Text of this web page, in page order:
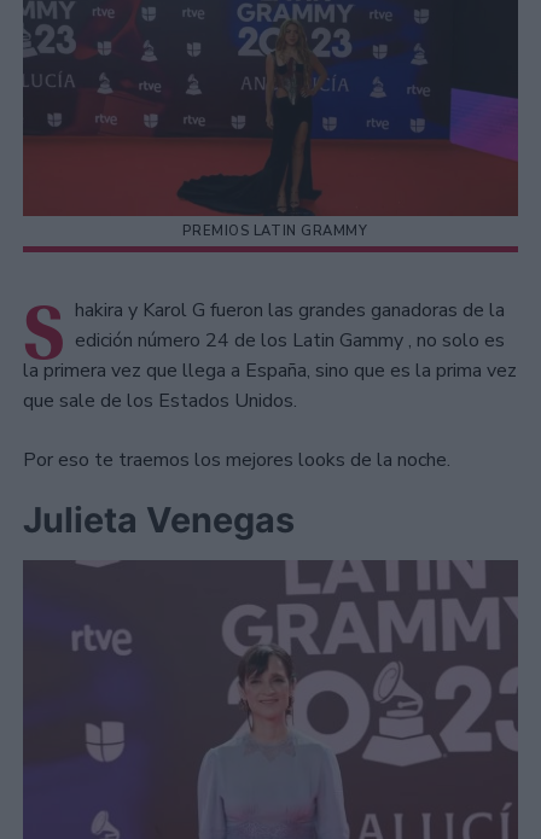
PREMIOS LATIN GRAMMY
S hakira y Karol G fueron las grandes ganadoras de la
edición número 24 de los Latin Gammy , no solo es
la primera vez que llega a España, sino que es la prima vez
que sale de los Estados Unidos.
Por eso te traemos los mejores looks de la noche.
Julieta Venegas